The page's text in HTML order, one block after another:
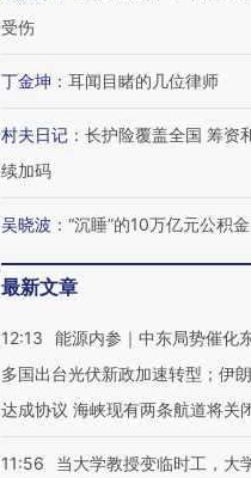
受伤
丁金坤 ： 耳闻目睹的几位律师
村夫日记 ： 长护险覆盖全国 筹资
续加码
吴晓波 ： “沉睡”的10万亿元公积金
最新文章
12:13
能源内参｜中东局势催化
多国出台光伏新政加速转型；伊
达成协议 海峡现有两条航道将关
11:56 当大学教授变临时工，大